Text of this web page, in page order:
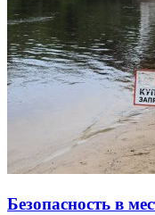
Безопасность в